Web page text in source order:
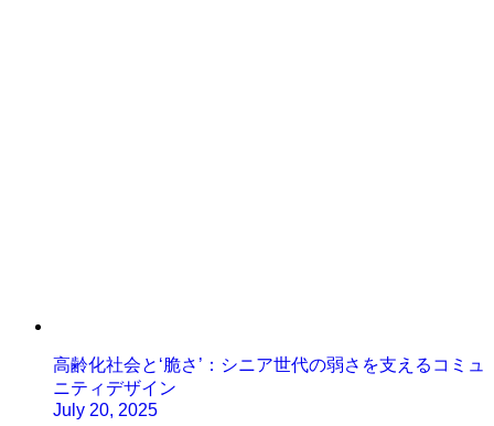
高齢化社会と‘脆さ’：シニア世代の弱さを支えるコミュ
ニティデザイン
July 20, 2025